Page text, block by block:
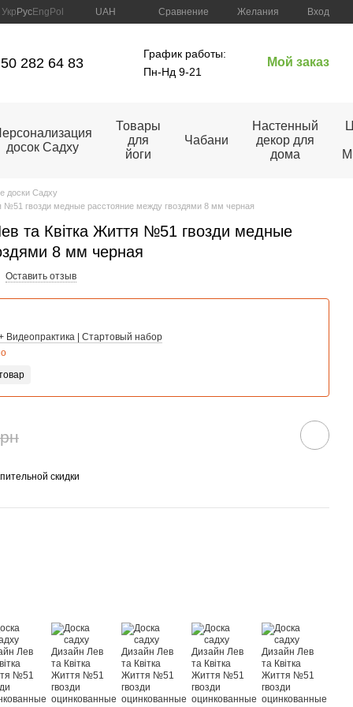
Укр РусEng Pol UAH Сравнение Желания Вход
282 64 83
График работы:
Пн-Нд 9-21
Мой заказ
досок Садху
Товары
для
йоги
Чабани
Настенный
декор для
дома
доски Садху
№51 гвозди медные расстояние между гвоздями 8 мм черная
та Квітка Життя №51 гвозди медные
8 мм черная
Оставить отзыв
Видеопрактика | Стартовый набор
скидки